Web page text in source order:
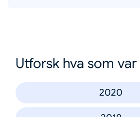
Utforsk hva som
2020